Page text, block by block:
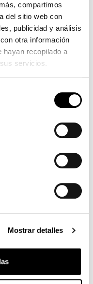
compartimos
del sitio web con
publicidad y análisis
otra información
hayan recopilado a
servicios.
Mostrar detalles